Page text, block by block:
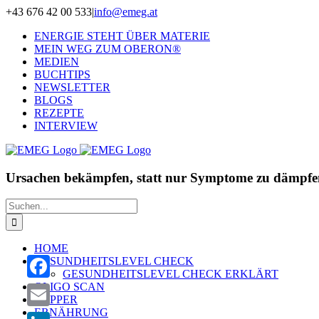
Zum
springen
+43 676 42 00 533|info@emeg.at
ENERGIE STEHT ÜBER MATERIE
MEIN WEG ZUM OBERON®
MEDIEN
BUCHTIPS
NEWSLETTER
BLOGS
REZEPTE
INTERVIEW
Ursachen bekämpfen, statt nur Symptome zu
Suche
nach:
HOME
GESUNDHEITSLEVEL CHECK
GESUNDHEITSLEVEL CHECK ERKLÄRT
OLIGO SCAN
ZAPPER
ERNÄHRUNG
Facebook